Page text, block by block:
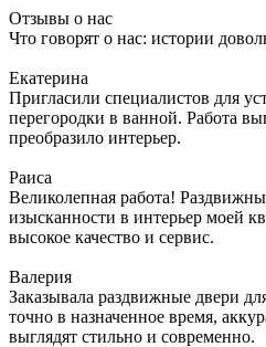
Отзывы о нас
Что говорят о нас: истории
Екатерина
Пригласили специалистов для
перегородки в ванной. Работа
преобразило интерьер.
Раиса
Великолепная работа!
изысканности в интерьер моей
высокое качество и сервис.
Валерия
Заказывала раздвижные двери
точно в назначенное время,
выглядят стильно и современно.